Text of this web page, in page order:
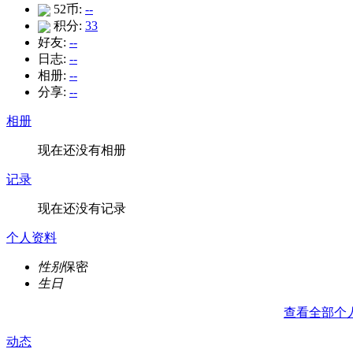
52币: --
积分: 33
好友: --
日志: --
相册: --
分享: --
相册
现在还没有相册
记录
现在还没有记录
个人资料
性别保密
生日
查看全部个
动态